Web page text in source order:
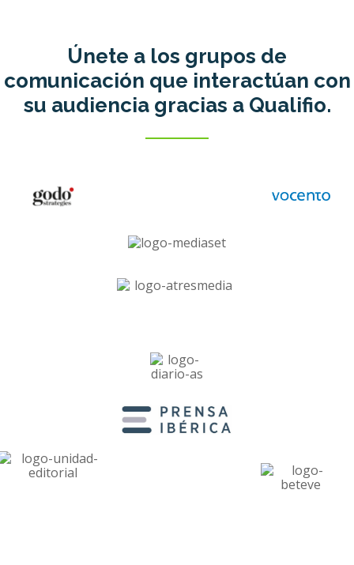
Únete a los grupos de
comunicación que interactúan con
su audiencia gracias a Qualifio.